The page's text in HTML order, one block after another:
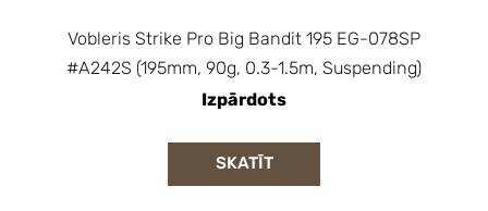
Vobleris Strike Pro Big Bandit 195 EG-078SP
#A242S (195mm, 90g, 0.3-1.5m, Suspending)
Izpārdots
SKATĪT